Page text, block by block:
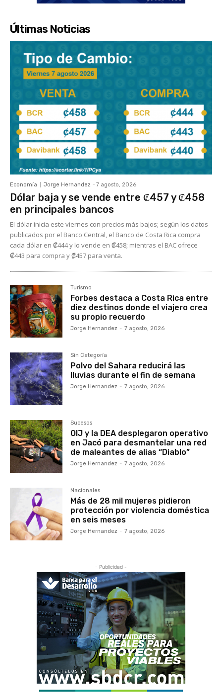
Últimas Noticias
Economía Jorge Hernandez - 7 agosto, 2026
Dólar baja y se vende entre ₡457 y ₡458
en principales bancos
El dólar inicia este viernes con precios más bajos; según los datos
publicados por el Banco Central, el Banco de Costa Rica compra
cada dólar en ₡444 y lo vende en ₡458; mientras el BAC ofrece
₡443 para compra y ₡457 para venta.
Turismo
Forbes destaca a Costa Rica entre
diez destinos donde el viajero crea
su propio recuerdo
Jorge Hernandez - 7 agosto, 2026
Sin Categoría
Polvo del Sahara reducirá las
lluvias durante el fin de semana
Jorge Hernandez - 7 agosto, 2026
Sucesos
OIJ y la DEA desplegaron operativo
en Jacó para desmantelar una red
de maleantes de alias “Diablo”
Jorge Hernandez - 7 agosto, 2026
Nacionales
Más de 28 mil mujeres pidieron
protección por violencia doméstica
en seis meses
Jorge Hernandez - 7 agosto, 2026
- Publicidad -